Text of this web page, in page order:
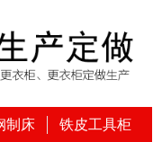
制床
铁皮工具柜